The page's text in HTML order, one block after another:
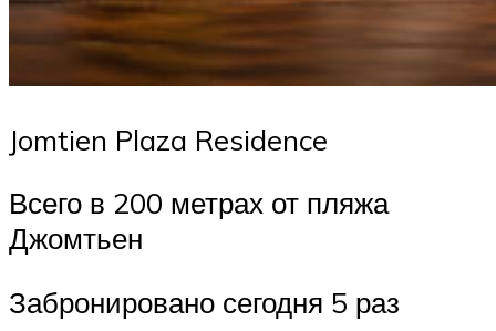
Jomtien Plaza Residence
Всего в 200 метрах от пляжа
Джомтьен
Забронировано сегодня 5 раз